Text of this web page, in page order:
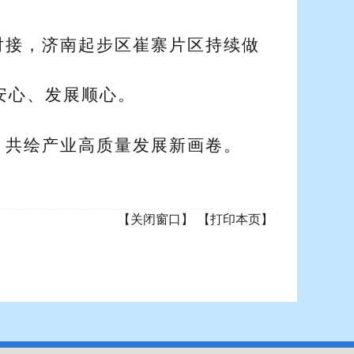
，济南起步区崔寨片区持续做
、发展顺心。
绘产业高质量发展新画卷。
【关闭窗口】 【打印本页】